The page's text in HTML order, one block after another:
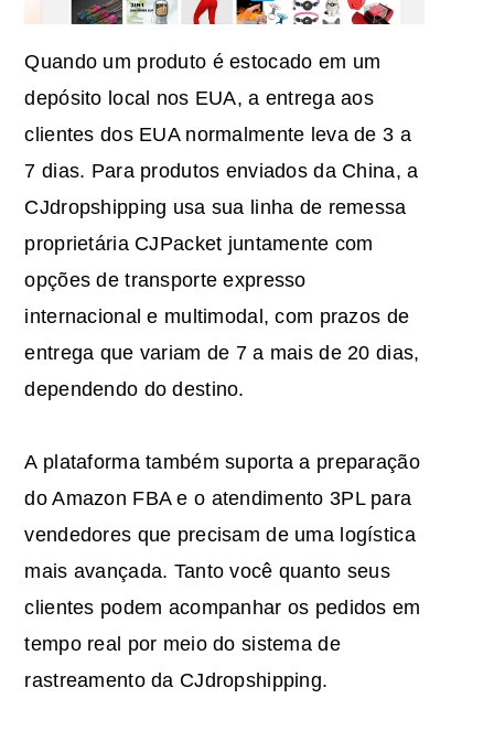
Quando um produto é estocado em um
depósito local nos EUA, a entrega aos
clientes dos EUA normalmente leva de 3 a
7 dias. Para produtos enviados da China, a
CJdropshipping usa sua linha de remessa
proprietária CJPacket juntamente com
opções de transporte expresso
internacional e multimodal, com prazos de
entrega que variam de 7 a mais de 20 dias,
dependendo do destino.
A plataforma também suporta a preparação
do Amazon FBA e o atendimento 3PL para
vendedores que precisam de uma logística
mais avançada. Tanto você quanto seus
clientes podem acompanhar os pedidos em
tempo real por meio do sistema de
rastreamento da CJdropshipping.